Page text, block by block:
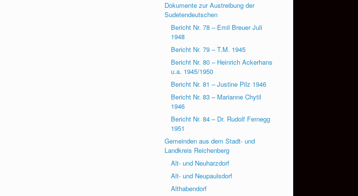
Dokumente zur Austreibung der
Sudetendeutschen
Bericht Nr. 78 – Emil Breuer Juli
1948
Bericht Nr. 79 – T.M. 1945
Bericht Nr. 80 – Heinrich Ackerhans
u.a. 1945/1950
Bericht Nr. 81 – Justine Pilz 1946
Bericht Nr. 83 – Marianne Chytil
1946
Bericht Nr. 84 – Dr. Rudolf Fernegg
1951
Gemeinden aus dem Stadt- und
Landkreis Reichenberg
Alt- und Neuharzdorf
Alt- und Neupaulsdorf
Althabendorf